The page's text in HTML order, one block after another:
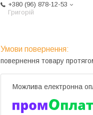
+380 (96) 878-12-53
Григорій
повернення товару